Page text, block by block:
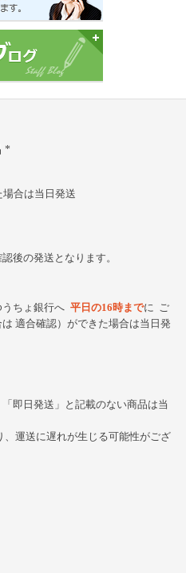
合は当日発送
後の発送となります。
ちょ銀行へ 平日の16時までに
ご
適合確認）ができた場合は当日発
即日発送」と記載のない商品は当
、運送に遅れが生じる可能性がござ